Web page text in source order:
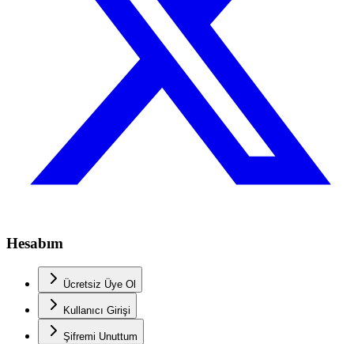
Hesabım
Ücretsiz Üye Ol
Kullanıcı Girişi
Şifremi Unuttum